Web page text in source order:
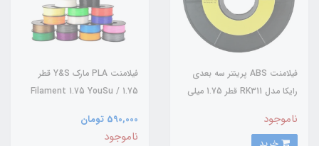
فیلامنت ABS پرینتر سه بعدی
رایکا مدل RK311 قطر 1.75 میلی
ناموجود
فيلامنت PLA مارک Y&S قطر
1.75 / Filament 1.75 YouSu
590,000 تومان
ناموجود